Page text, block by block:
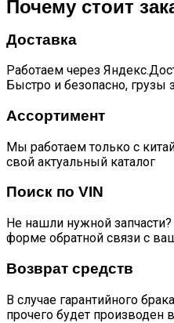
7
Почему стоит
Доставка
Работаем через
Быстро и безопасно, грузы
Ассортимент
Мы работаем только с
свой актуальный каталог
Поиск по VIN
Не нашли нужной
форме обратной связи с
Возврат средств
В случае гарантийного
прочего будет производен